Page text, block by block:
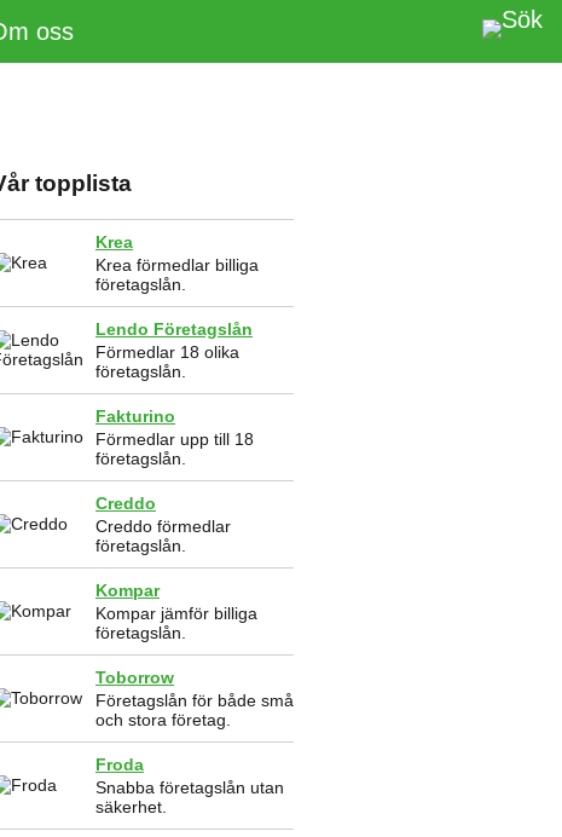
oss
topplista
Krea
Krea förmedlar billiga
företagslån.
Lendo Företagslån
Förmedlar 18 olika
företagslån.
Fakturino
Förmedlar upp till 18
företagslån.
Creddo
Creddo förmedlar
företagslån.
Kompar
Kompar jämför billiga
företagslån.
Toborrow
Företagslån för både små
och stora företag.
Froda
Snabba företagslån utan
säkerhet.